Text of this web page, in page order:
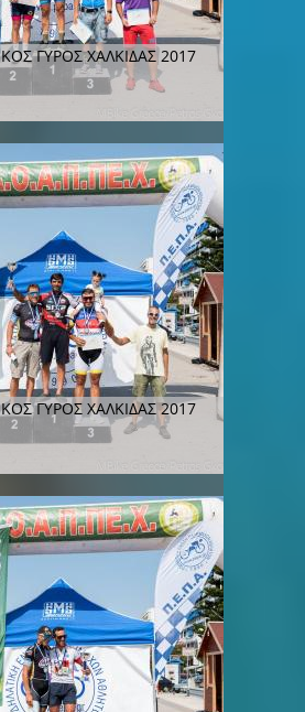
ΓΥΡΟΣ ΧΑΛΚΙΔΑΣ 2017
ΓΥΡΟΣ ΧΑΛΚΙΔΑΣ 2017